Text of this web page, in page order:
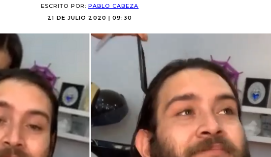
ESCRITO POR:PABLO CABEZA
21 DE JULIO 2020 | 09:30